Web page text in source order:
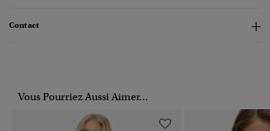
Contact
Vous Pourriez Aussi Aimer...